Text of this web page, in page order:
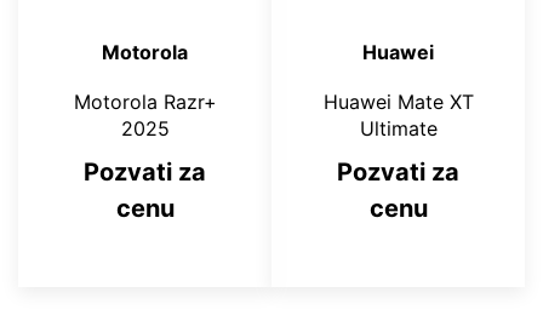
Motorola
Motorola Razr+
2025
Pozvati za
cenu
Huawei
Huawei Mate XT
Ultimate
Pozvati za
cenu